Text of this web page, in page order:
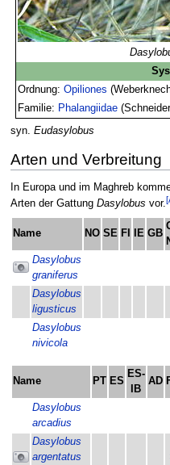
Ordnung:Opiliones
Familie: Phalangiidae
syn. Eudasylobus
Arten und Verbreitung
In Europa und im Maghreb
Arten der Gattung Dasylobus vor.
Name NO SE FI IE GB
Dasylobus
graniferus
Dasylobus
ligusticus
Dasylobus
nivicola
Name PT ES
ES-
IB
AD
Dasylobus
arcadius
Dasylobus
argentatus